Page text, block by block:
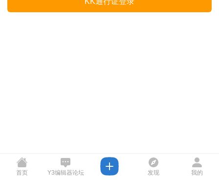
首页 Y3编辑器论坛 发现 我的